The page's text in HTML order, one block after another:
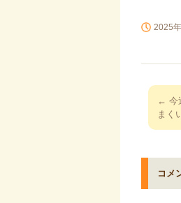
2025
投
稿
ナ
← 今
まく
コメ